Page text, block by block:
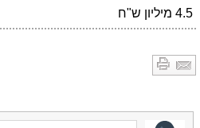
4.5 מיליון ש"ח